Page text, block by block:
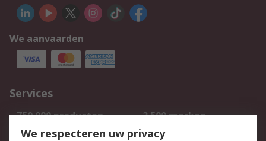
We aanvaarden
Services
750.000 producten
2.500 merken
Bestellen
Inkoopoplossingen
We respecteren uw privacy